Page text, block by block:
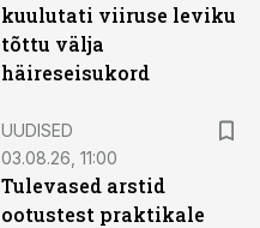
kuulutati viiruse leviku
tõttu välja
häireseisukord
UUDISED
03.08.26, 11:00
Tulevased arstid
ootustest praktikale